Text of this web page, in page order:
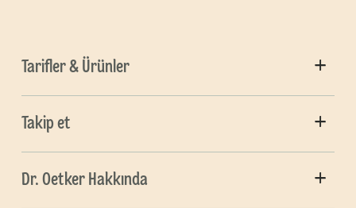
Tarifler & Ürünler
Takip et
Dr. Oetker Hakkında